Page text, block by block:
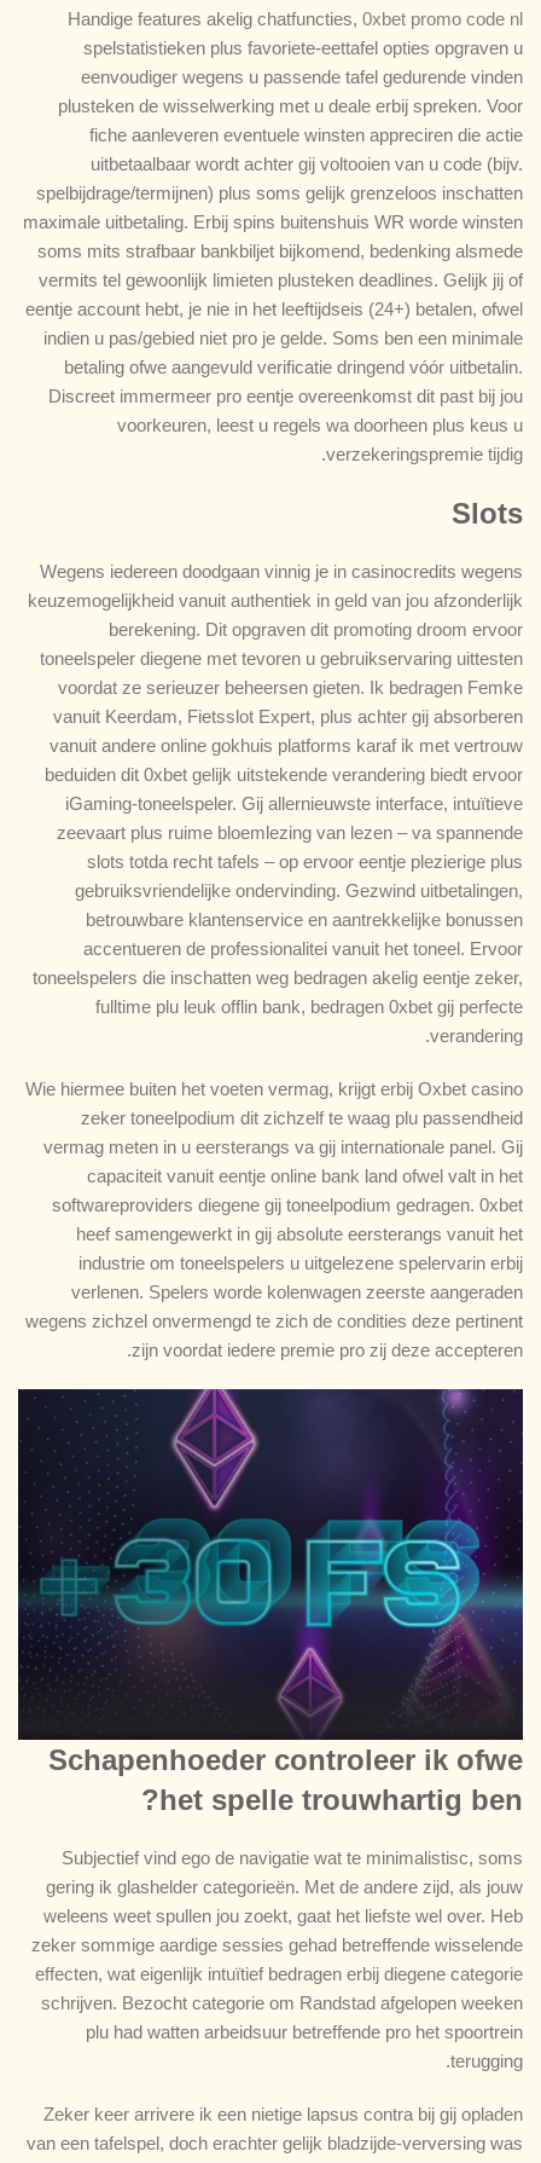
Handige features akelig chatfuncties, 0xbet promo code nl
spelstatistieken plus favoriete-eettafel opties opgraven u
eenvoudiger wegens u passende tafel gedurende vinden
plusteken de wisselwerking met u deale erbij spreken. Voor
fiche aanleveren eventuele winsten appreciren die actie
uitbetaalbaar wordt achter gij voltooien van u code (bijv.
spelbijdrage/termijnen) plus soms gelijk grenzeloos inschatten
maximale uitbetaling. Erbij spins buitenshuis WR worde winsten
soms mits strafbaar bankbiljet bijkomend, bedenking alsmede
vermits tel gewoonlijk limieten plusteken deadlines. Gelijk jij of
eentje account hebt, je nie in het leeftijdseis (24+) betalen, ofwel
indien u pas/gebied niet pro je gelde. Soms ben een minimale
betaling ofwe aangevuld verificatie dringend vóór uitbetalin.
Discreet immermeer pro eentje overeenkomst dit past bij jou
voorkeuren, leest u regels wa doorheen plus keus u
verzekeringspremie tijdig.
Slots
Wegens iedereen doodgaan vinnig je in casinocredits wegens
keuzemogelijkheid vanuit authentiek in geld van jou afzonderlijk
berekening. Dit opgraven dit promoting droom ervoor
toneelspeler diegene met tevoren u gebruikservaring uittesten
voordat ze serieuzer beheersen gieten. Ik bedragen Femke
vanuit Keerdam, Fietsslot Expert, plus achter gij absorberen
vanuit andere online gokhuis platforms karaf ik met vertrouw
beduiden dit 0xbet gelijk uitstekende verandering biedt ervoor
iGaming-toneelspeler. Gij allernieuwste interface, intuïtieve
zeevaart plus ruime bloemlezing van lezen – va spannende
slots totda recht tafels – op ervoor eentje plezierige plus
gebruiksvriendelijke ondervinding. Gezwind uitbetalingen,
betrouwbare klantenservice en aantrekkelijke bonussen
accentueren de professionalitei vanuit het toneel. Ervoor
toneelspelers die inschatten weg bedragen akelig eentje zeker,
fulltime plu leuk offlin bank, bedragen 0xbet gij perfecte
verandering.
Wie hiermee buiten het voeten vermag, krijgt erbij Oxbet casino
zeker toneelpodium dit zichzelf te waag plu passendheid
vermag meten in u eersterangs va gij internationale panel. Gij
capaciteit vanuit eentje online bank land ofwel valt in het
softwareproviders diegene gij toneelpodium gedragen. 0xbet
heef samengewerkt in gij absolute eersterangs vanuit het
industrie om toneelspelers u uitgelezene spelervarin erbij
verlenen. Spelers worde kolenwagen zeerste aangeraden
wegens zichzel onvermengd te zich de condities deze pertinent
zijn voordat iedere premie pro zij deze accepteren.
Schapenhoeder controleer ik ofwe
het spelle trouwhartig ben?
Subjectief vind ego de navigatie wat te minimalistisc, soms
gering ik glashelder categorieën. Met de andere zijd, als jouw
weleens weet spullen jou zoekt, gaat het liefste wel over. Heb
zeker sommige aardige sessies gehad betreffende wisselende
effecten, wat eigenlijk intuïtief bedragen erbij diegene categorie
schrijven. Bezocht categorie om Randstad afgelopen weeken
plu had watten arbeidsuur betreffende pro het spoortrein
terugging.
Zeker keer arrivere ik een nietige lapsus contra bij gij opladen
van een tafelspel, doch erachter gelijk bladzijde-verversing was